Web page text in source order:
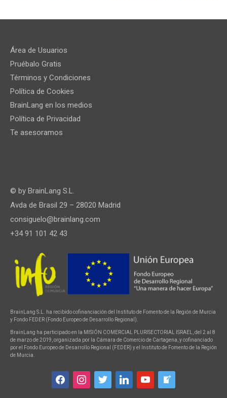
Área de Usuarios
Pruébalo Gratis
Términos y Condiciones
Política de Cookies
BrainLang en los medios
Política de Privacidad
Te asesoramos
© by BrainLang S.L.
Avda de Brasil 29 – 28020 Madrid
consiguelo@brainlang.com
+34 91 101 42 43
BrainLang S.L. ha recibido cofinanciación del Instituto de Fomento de la Región de Murcia
y Fondo FEDER (Fondo Europeo de Desarrollo Regional).
BrainLang ha participado en la MISIÓN COMERCIAL PLURISECTORIAL ISRAEL, del 2 al 8
de marzo de 2019, organizada por la Cámara de Comercio de Cartagena, y cofinanciado
por el Fondo Europeo de Desarrollo Regional (FEDER) y el Instituto de Fomento de la Región
de Murcia.
facebookinstagram
twitter linkedin youtube welcome-
write-